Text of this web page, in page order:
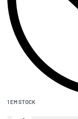
1 EM STOCK